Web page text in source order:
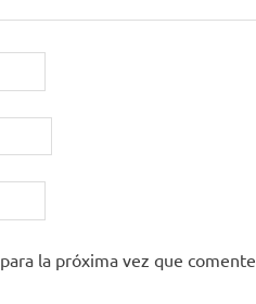
la próxima vez que comente.